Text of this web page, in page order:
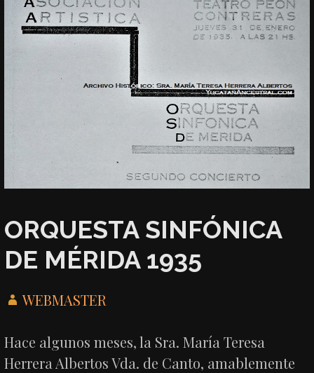
ORQUESTA SINFÓNICA
DE MÉRIDA 1935
WEBMASTER
Hace algunos meses, la Sra. María Teresa
Herrera Albertos Vda. de Canto, amablemente